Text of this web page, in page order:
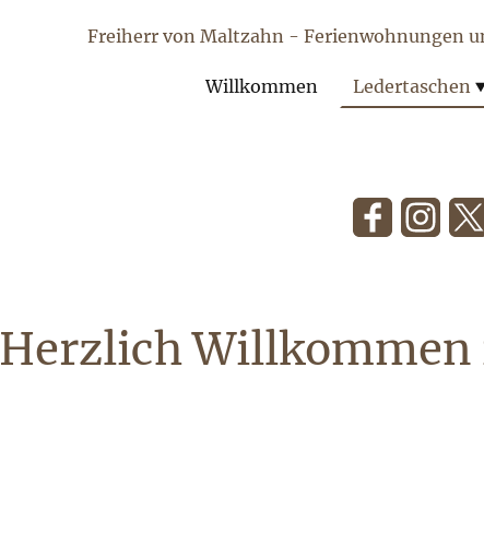
Freiherr von Maltzahn - Ferienwohnungen
Willkommen Ledertaschen
Herzlich Willkommen